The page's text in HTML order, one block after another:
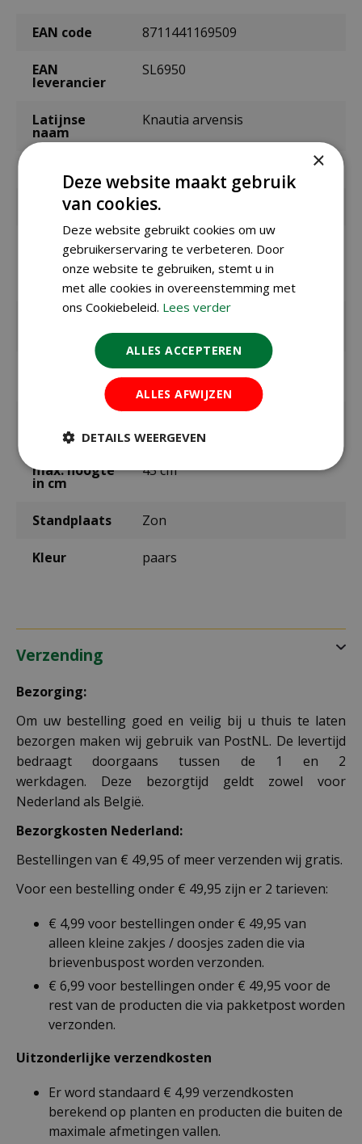
EAN code 8711441169509
EAN
leverancier
SL6950
Latijnse
naam
Knautia arvensis
Inhoud 0,4 gram
Zaaien /
planten
buiten
maart t/m mei, juli t/m september
Kiemduur in ca. 20 dagen
max. hoogte
in cm
45 cm
Standplaats Zon
Kleur paars
Verzending
Bezorging:
Om uw bestelling goed en veilig bij u thuis te laten
bezorgen maken wij gebruik van PostNL. De levertijd
bedraagt doorgaans tussen de 1 en 2
werkdagen. Deze bezorgtijd geldt zowel voor
Nederland als België.
Bezorgkosten Nederland:
Bestellingen van € 49,95 of meer verzenden wij gratis.
Voor een bestelling onder € 49,95 zijn er 2 tarieven:
€ 4,99 voor bestellingen onder € 49,95 van
alleen kleine zakjes / doosjes zaden die via
brievenbuspost worden verzonden.
€ 6,99 voor bestellingen onder € 49,95 voor de
rest van de producten die via pakketpost worden
verzonden.
Uitzonderlijke verzendkosten
Er word standaard € 4,99 verzendkosten
berekend op planten en producten die buiten de
maximale afmetingen vallen.
×
Deze website maakt gebruik
van cookies.
Deze website gebruikt cookies om uw
gebruikerservaring te verbeteren. Door
onze website te gebruiken, stemt u in
met alle cookies in overeenstemming met
ons Cookiebeleid. Lees verder
ALLES ACCEPTEREN
ALLES AFWIJZEN
DETAILS WEERGEVEN